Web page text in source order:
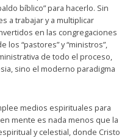
bíblico” para hacerlo. Sin
a trabajar y a multiplicar
en las congregaciones
“pastores” y “ministros”,
de todo el proceso,
sino el moderno paradigma
medios espirituales para
mente es nada menos que la
y celestial, donde Cristo